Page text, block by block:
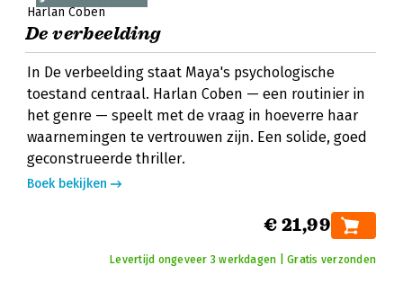
Harlan Coben
De verbeelding
In De verbeelding staat Maya's psychologische
toestand centraal. Harlan Coben — een routinier in
het genre — speelt met de vraag in hoeverre haar
waarnemingen te vertrouwen zijn. Een solide, goed
geconstrueerde thriller.
Boek bekijken
€ 21,99
Levertijd ongeveer 3 werkdagen | Gratis verzonden